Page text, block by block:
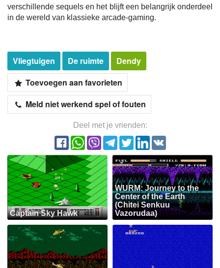
verschillende sequels en het blijft een belangrijk onderdeel
in de wereld van klassieke arcade-gaming.
Vliegtuigen De ruimte
Dendy
Toevoegen aan favorieten
Meld niet werkend spel of fouten
Deel met je vrienden:
Captain Sky Hawk
WURM: Journey to the
Center of the Earth
(Chitei Senkuu
Vazorudaa)